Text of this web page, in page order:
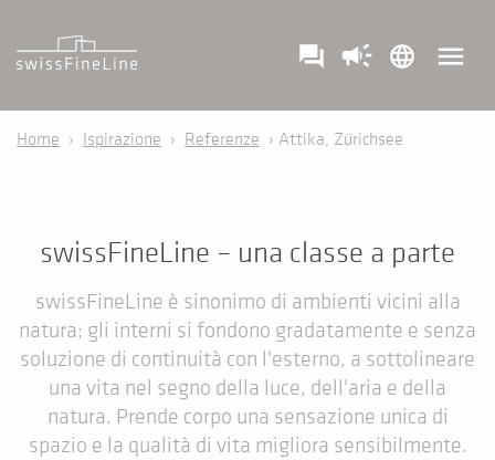
question_answer campaign language menu
Home › Ispirazione › Referenze › Attika, Zürichsee
swissFineLine – una classe a parte
swissFineLine è sinonimo di ambienti vicini alla
natura; gli interni si fondono gradatamente e senza
soluzione di continuità con l'esterno, a sottolineare
una vita nel segno della luce, dell'aria e della
natura. Prende corpo una sensazione unica di
spazio e la qualità di vita migliora sensibilmente.